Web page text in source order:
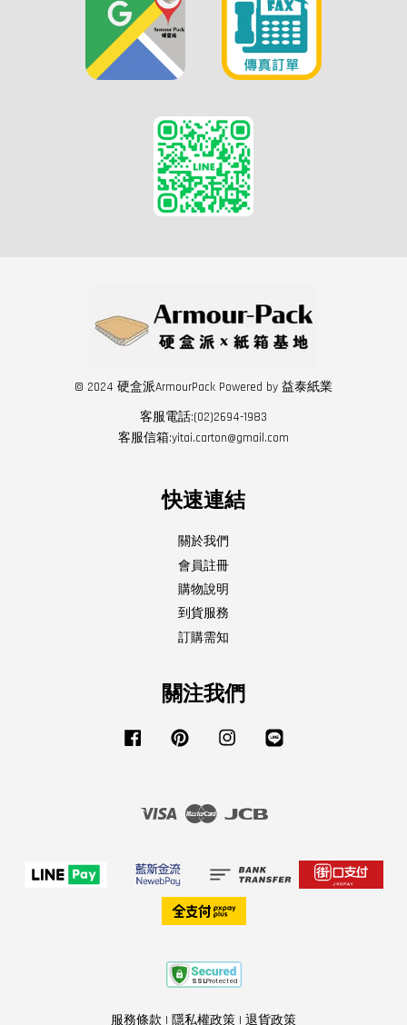
© 2024 硬盒派ArmourPack Powered by 益泰紙業
客服電話:(02)2694-1983
客服信箱:yitai.carton@gmail.com
快速連結
關於我們
會員註冊
購物說明
到貨服務
訂購需知
關注我們
Facebook Pinterest Instagram
Visa Master
服務條款 | 隱私權政策 | 退貨政策